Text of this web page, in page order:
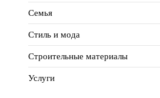
Семья
Стиль и мода
Строительные материалы
Услуги